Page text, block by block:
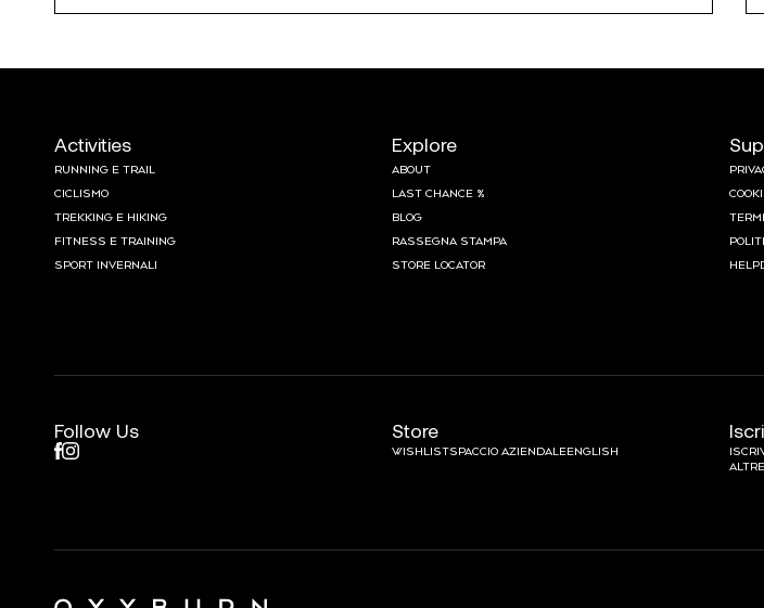
Activities
RUNNING E TRAIL
CICLISMO
TREKKING E HIKING
FITNESS E TRAINING
SPORT INVERNALI
Explore
ABOUT
LAST CHANCE %
BLOG
RASSEGNA STAMPA
STORE LOCATOR
Follow Us Store
WISHLISTSPACCIO AZIENDALEENGLISH